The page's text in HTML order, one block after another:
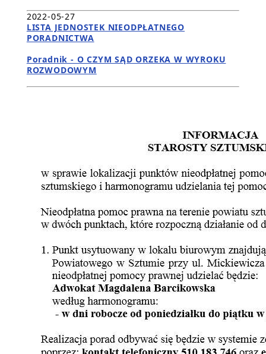
2022-05-27
LISTA JEDNOSTEK NIEODPŁATNEGO
PORADNICTWA
Poradnik - O CZYM SĄD ORZEKA W WYROKU
ROZWODOWYM